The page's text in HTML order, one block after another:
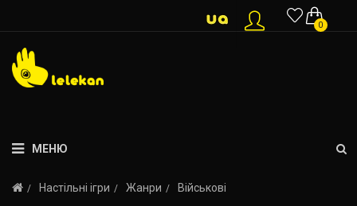
0
МЕНЮ
Настільні ігри Жанри Військові